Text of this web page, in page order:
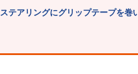
ステアリングにグリップテープを巻